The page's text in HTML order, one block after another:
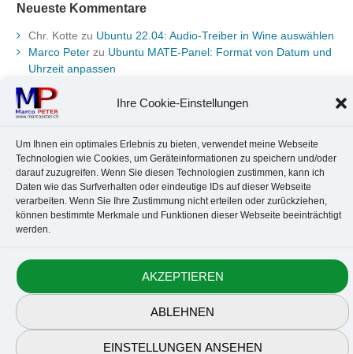
Ihre Cookie-Einstellungen
Um Ihnen ein optimales Erlebnis zu bieten, verwendet meine Webseite
Technologien wie Cookies, um Geräteinformationen zu speichern und/oder
darauf zuzugreifen. Wenn Sie diesen Technologien zustimmen, kann ich
Daten wie das Surfverhalten oder eindeutige IDs auf dieser Webseite
verarbeiten. Wenn Sie Ihre Zustimmung nicht erteilen oder zurückziehen,
können bestimmte Merkmale und Funktionen dieser Webseite beeinträchtigt
werden.
AKZEPTIEREN
ABLEHNEN
EINSTELLUNGEN ANSEHEN
Neueste Kommentare
Chr. Kotte zu Ubuntu 22.04: Audio-Treiber in Wine auswählen
Marco Peter zu Ubuntu MATE-Panel: Format von Datum und
Uhrzeit anpassen
Johannes
Uhrzeit anpassen
Brummel Herbolzheim
Marco PeterzuVereinfachte Installation von Brother-Geräten
unter Linux
Kontakt